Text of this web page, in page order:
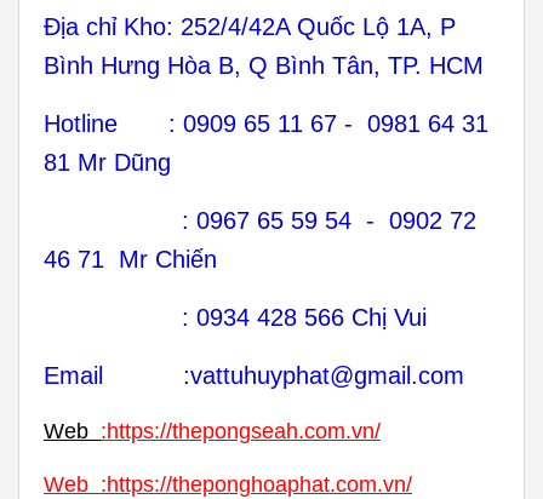
Địa chỉ Kho: 252/4/42A Quốc Lộ 1A, P
Bình Hưng Hòa B, Q Bình Tân, TP. HCM
Hotline : 0909 65 11 67 - 0981 64 31
81 Mr Dũng
: 0967 65 59 54 - 0902 72
46 71 Mr Chiến
: 0934 428 566 Chị Vui
Email :vattuhuyphat@gmail.com
Web :https://thepongseah.com.vn/
Web :https://theponghoaphat.com.vn/